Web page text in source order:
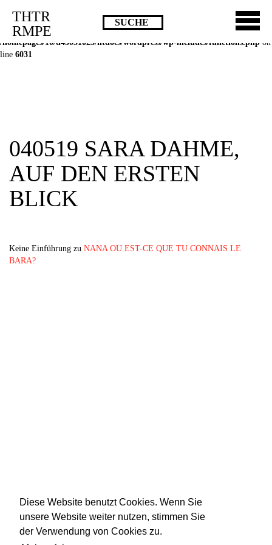
Diese Website benutzt Cookies. Wenn Sie
unsere Website weiter nutzen, stimmen Sie
der Verwendung von Cookies zu.
Deprecated
: Die Funktion post_permalink ist seit Version 4.4.0 veraltet!
Verwende stattdessen get_permalink(). in
/homepages/10/d43051023/htdocs/wordpress/wp-includes/functions.php on
line 6031
THTR
RMPE
040519 SARA DAHME,
AUF DEN ERSTEN
BLICK
Keine Einführung zu NANA OU EST-CE QUE TU CONNAIS LE
BARA?